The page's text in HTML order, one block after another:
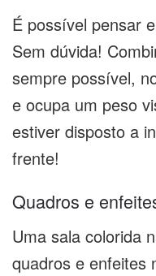
É possível pensar
Sem dúvida!
sempre possível,
e ocupa um peso
estiver disposto a
frente!
Quadros e
Uma sala colorida
quadros e enfeites